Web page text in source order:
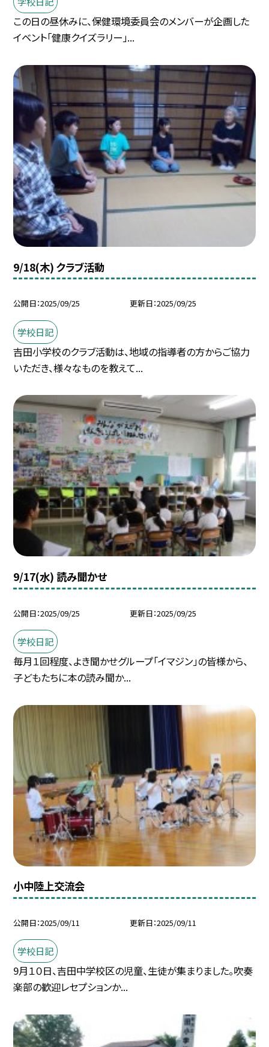
この日の昼休みに、保健環境委員会のメンバーが企画した
イベント「健康クイズラリー」...
9/18(木) クラブ活動
公開日 2025/09/25 更新日 2025/09/25
学校日記
吉田小学校のクラブ活動は、地域の指導者の方からご協力
いただき、様々なものを教えて...
9/17(水) 読み聞かせ
公開日 2025/09/25 更新日 2025/09/25
学校日記
毎月１回程度、よき聞かせグループ「イマジン」の皆様から、
子どもたちに本の読み聞か...
小中陸上交流会
公開日 2025/09/11 更新日 2025/09/11
学校日記
9月１０日、吉田中学校区の児童、生徒が集まりました。吹奏
楽部の歓迎レセプションか...